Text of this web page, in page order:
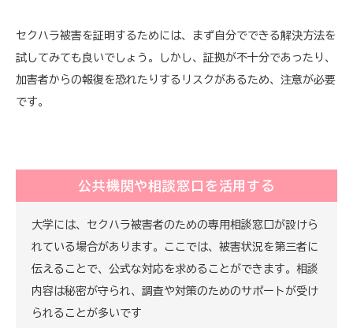
セクハラ被害を証明するためには、まず自分でできる解決方法を
試してみても良いでしょう。しかし、証拠が不十分であったり、
加害者からの報復を恐れたりするリスクがあるため、注意が必要
です。
公共機関や相談窓口を活用する
大学には、セクハラ被害者のための専用相談窓口が設けら
れている場合があります。ここでは、被害状況を第三者に
伝えることで、公式な対応を求めることができます。相談
内容は秘密が守られ、調査や対策のためのサポートが受け
られることが多いです